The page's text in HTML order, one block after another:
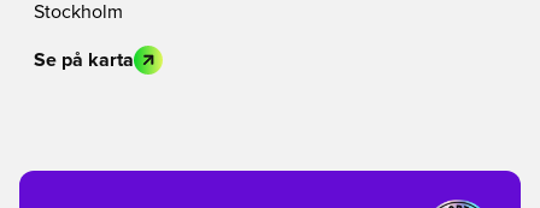
Stockholm
Se på karta